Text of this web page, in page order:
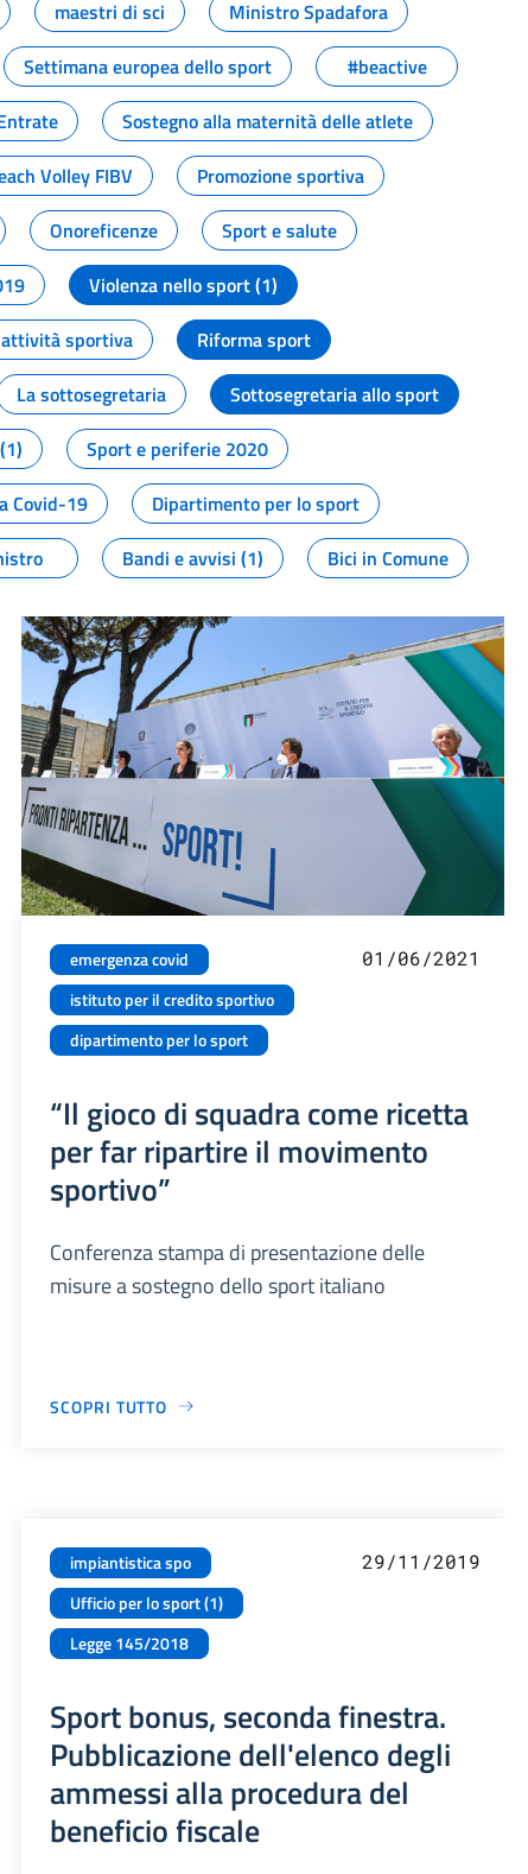
maestri di sci
Ministro Spadafora
Settimana europea dello sport
#beactive
Sostegno alla maternità delle atlete
Volley FIBV
Promozione sportiva
Onoreficenze
Sport e salute
Violenza nello sport (1)
attività sportiva
Riforma sport
La sottosegretaria
Sottosegretaria allo sport
Sport e periferie 2020
Covid-19
Dipartimento per lo sport
Bandi e avvisi (1) Bici in Comune
emergenza covid
istituto per il credito sportivo
dipartimento per lo sport
01/06/2021
“Il gioco di squadra come ricetta
per far ripartire il movimento
sportivo”
Conferenza stampa di presentazione delle
misure a sostegno dello sport italiano
SCOPRI TUTTO
impiantistica spo
Ufficio per lo sport (1)
Legge 145/2018
29/11/2019
Sport bonus, seconda finestra.
Pubblicazione dell'elenco degli
ammessi alla procedura del
beneficio fiscale